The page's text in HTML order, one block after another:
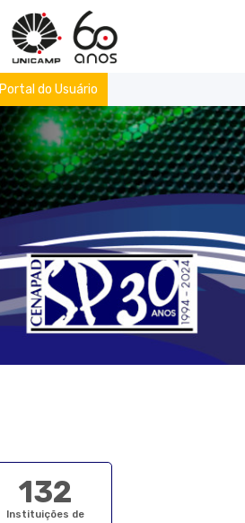
Portal do Usuário
132
Instituições de